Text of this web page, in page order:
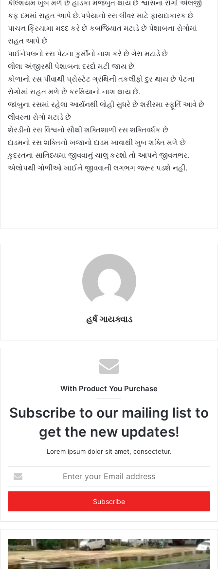
કેલ્શિયમ ખુબ મળે છે હાડકા મજબુત થાય છે શ્વાસના રોગો એલર્જી
કફ દમમાં રાહત આપે છે.પપેયાનો રસ લીવર માટે ફાયદાકારક છે
પાચન ક્રિયામા મદદ કરે છે કબજિયાત મટાડે છે પેશાબના રોગોમાં
રાહત આપે છે
પાઈનેપલનો રસ પેટના કુર્મીનો નાશ કરે છે ગેસ મટાડે છે
લીલા અંજીરથી પેશાબના દરદો મટી જાય છે
કોળાનો રસ પીવાથી પ્રોસ્ટેટ ગ્રંથિની તકલીફો દુર થાય છે પેટના
રોગોમાં રાહત મળે છે કરમિયાનો નાશ થાય છે.
જાંબુના રસમાં રહેલા આર્યનથી લોહી સુધરે છે શરીરમા સ્ફૂર્તિ આવે છે
લીવરના રોગો મટાડે છે
શેરડીનો રસ વિશ્વનો સૌથી શક્તિશાળી રસ શક્તિવર્ધક છે
દાડમનો રસ શક્તિનો ખજાનો દાડમ ખાવાથી ખુબ શક્તિ મળે છે
કુદરતના સાનિધ્યમા જીવવાનું ચાલુ કરશો તો આપને જીવનભર.
એલોપથી ગોળીઓ ખાઈને જીવવાની લગભગ જરૂર પડશે નહી.
હર્ષ ગાયક્વાડ
With Product You Purchase
Subscribe to our mailing list to
get the new updates!
Lorem ipsum dolor sit amet, consectetur.
t
r
y
u
r
E